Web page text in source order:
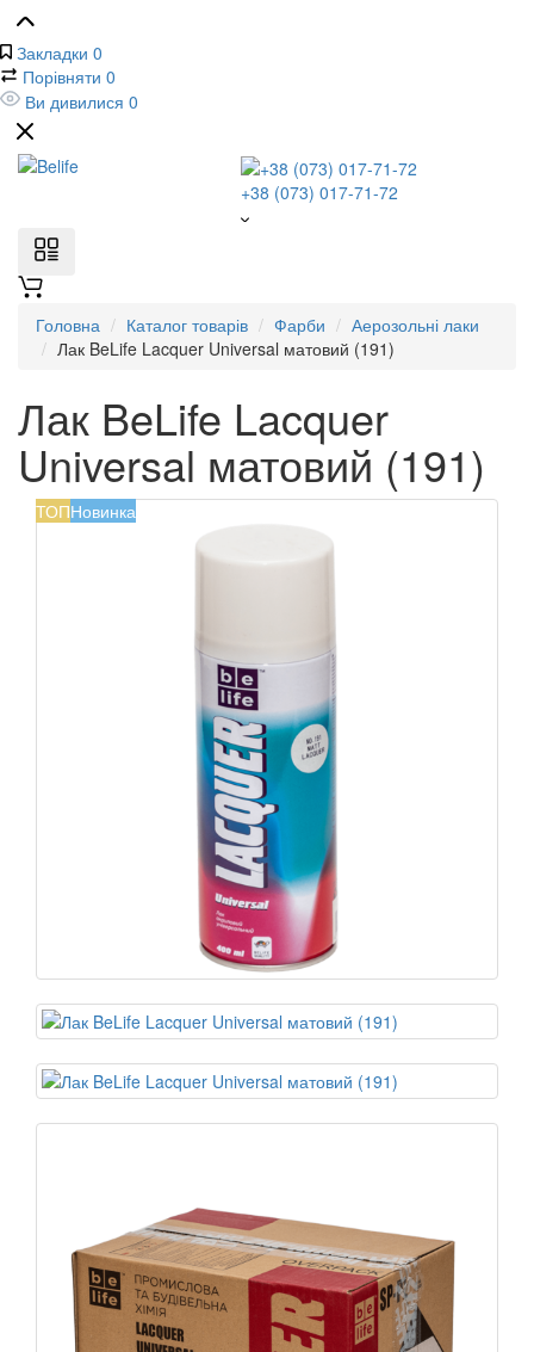
Закладки 0
Порівняти 0
Ви дивилися 0
+38 (073) 017-71-72
Головна Каталог товарів Фарби
Аерозольні лаки
Лак BeLife Lacquer Universal матовий (191)
Лак BeLife Lacquer
Universal матовий (191)
ТОПНовинка